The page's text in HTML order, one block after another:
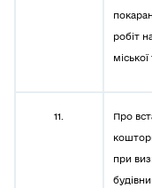
робіт
11.
Про
при